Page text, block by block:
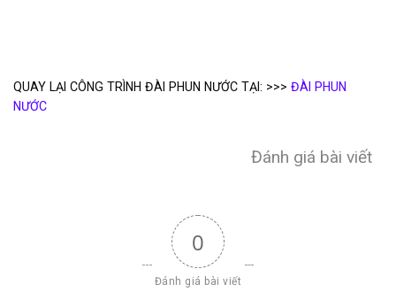
QUAY LẠI CÔNG TRÌNH ĐÀI PHUN NƯỚC TẠI: >>> ĐÀI PHUN
NƯỚC
Đánh giá bài viết
0
Đánh giá bài viết